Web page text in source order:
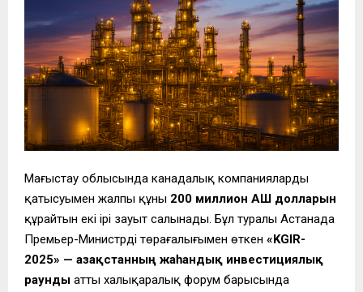
Маңғыстау облысында канадалық компаниялардың
қатысуымен жалпы құны 200 миллион АҚШ долларын
құрайтын екі ірі зауыт салынады. Бұл туралы Астанада
Премьер-Министрдің төрағалығымен өткен «KGIR-
2025» — Қазақстанның жаһандық инвестициялық
раунды атты халықаралық форум барысында